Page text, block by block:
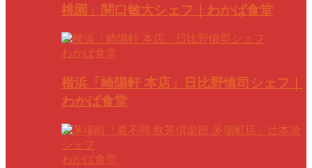
桃園」関口敏大シェフ｜わかば食堂
わかば食堂
横浜「崎陽軒 本店」日比野慎司シェフ｜
わかば食堂
わかば食堂